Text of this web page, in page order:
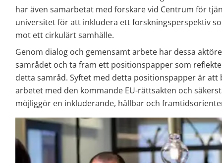
har även samarbetat med forskare vid Centrum för
universitet för att inkludera ett forskningsperspektiv
mot ett cirkulärt samhälle.
Genom dialog och gemensamt arbete har dessa
samrådet och ta fram ett positionspapper som
detta samråd. Syftet med detta positionspapper är
arbetet med den kommande EU-rättsakten och
möjliggör en inkluderande, hållbar och